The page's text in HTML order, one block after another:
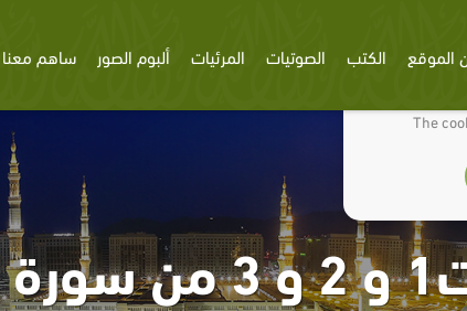
The
الموقع الكتب الصوتيات المرئيات ألبوم الصور ساهم معنا